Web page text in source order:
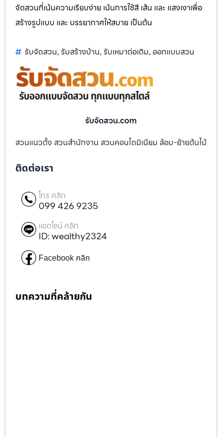
จัดสวนที่เน้นความเรียบง่าย เน้นการใช้สี เส้น และ แสงเงาเพื่อ
สร้างรูปแบบ และ บรรยากาศให้สบาย เป็นต้น
รับจัดสวน, รับสร้างบ้าน, รับเหมาต่อเติม, ออกแบบสวน
รับจัดสวน.com
สวนแนวตั้ง สวนสำนักงาน สวนคอนโดมิเนียม ล้อม-ย้ายต้นไม้
ติดต่อเรา
โทร คลิก
099 426 9235
แอดไลน์ คลิก
ID: wealthy2324
Facebook คลิก
บทความที่คล้ายกัน